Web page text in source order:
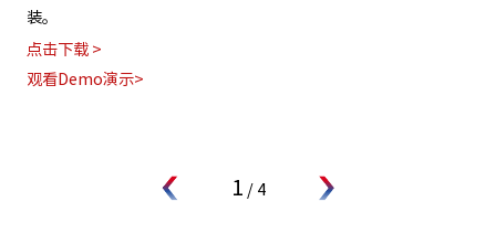
装。
点击下载 >
观看Demo演示>
1 / 4